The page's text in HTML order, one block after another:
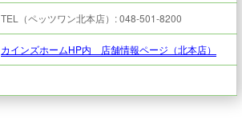
TEL（ペッツワン北本店）: 048-501-8200
カインズホームHP内 店舗情報ページ（北本店）